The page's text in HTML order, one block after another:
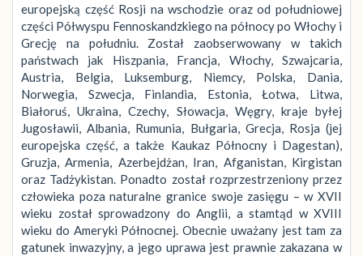
europejską część Rosji na wschodzie oraz od południowej
części Półwyspu Fennoskandzkiego na północy po Włochy i
Grecję na południu. Został zaobserwowany w takich
państwach jak Hiszpania, Francja, Włochy, Szwajcaria,
Austria, Belgia, Luksemburg, Niemcy, Polska, Dania,
Norwegia, Szwecja, Finlandia, Estonia, Łotwa, Litwa,
Białoruś, Ukraina, Czechy, Słowacja, Węgry, kraje byłej
Jugosławii, Albania, Rumunia, Bułgaria, Grecja, Rosja (jej
europejska część, a także Kaukaz Północny i Dagestan),
Gruzja, Armenia, Azerbejdżan, Iran, Afganistan, Kirgistan
oraz Tadżykistan. Ponadto został rozprzestrzeniony przez
człowieka poza naturalne granice swoje zasięgu – w XVII
wieku został sprowadzony do Anglii, a stamtąd w XVIII
wieku do Ameryki Północnej. Obecnie uważany jest tam za
gatunek inwazyjny, a jego uprawa jest prawnie zakazana w